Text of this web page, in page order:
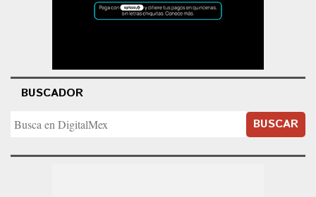
BUSCADOR
BUSCAR